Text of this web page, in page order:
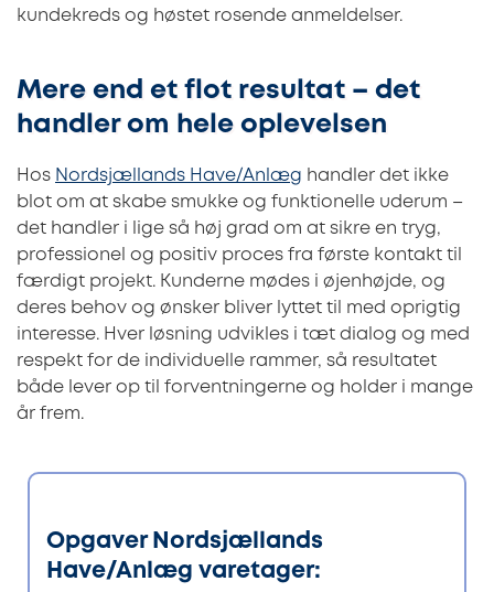
kundekreds og høstet rosende anmeldelser.
Mere end et flot resultat – det
handler om hele oplevelsen
Hos Nordsjællands Have/Anlæg handler det ikke
blot om at skabe smukke og funktionelle uderum –
det handler i lige så høj grad om at sikre en tryg,
professionel og positiv proces fra første kontakt til
færdigt projekt. Kunderne mødes i øjenhøjde, og
deres behov og ønsker bliver lyttet til med oprigtig
interesse. Hver løsning udvikles i tæt dialog og med
respekt for de individuelle rammer, så resultatet
både lever op til forventningerne og holder i mange
år frem.
Opgaver Nordsjællands
Have/Anlæg varetager: